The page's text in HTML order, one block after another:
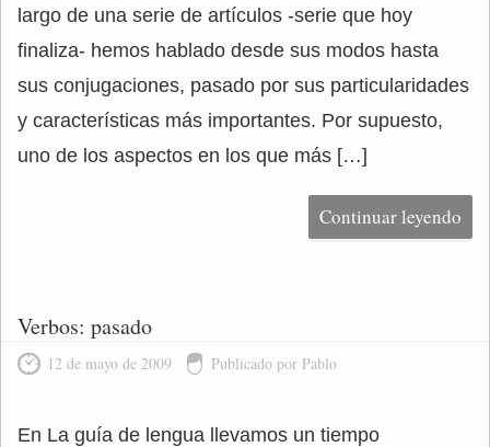
largo de una serie de artículos -serie que hoy
finaliza- hemos hablado desde sus modos hasta
sus conjugaciones, pasado por sus particularidades
y características más importantes. Por supuesto,
uno de los aspectos en los que más […]
Continuar leyendo
Verbos: pasado
12 de mayo de 2009 Publicado por Pablo
En La guía de lengua llevamos un tiempo